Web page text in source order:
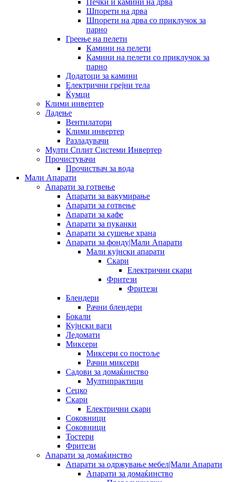
Печки и камини на дрва
Шпорети на дрва
Шпорети на дрва со приклучок за
парно
Греење на пелети
Камини на пелети
Камини на пелети со приклучок за
парно
Додатоци за камини
Електрични грејни тела
Ќумци
Клими инвертер
Ладење
Вентилатори
Клими инвертер
Разладувачи
Мулти Сплит Системи Инвертер
Прочистувачи
Прочиствач за вода
Мали Апарати
Апарати за готвење
Апарати за вакумирање
Апарати за готвење
Апарати за кафе
Апарати за пуканки
Апарати за сушење храна
Апарати за фонду|Мали Апарати
Мали кујнски апарати
Скари
Електрични скари
Фритези
Фритези
Блендери
Рачни блендери
Бокали
Кујнски ваги
Ледомати
Миксери
Миксери со постоље
Рачни миксери
Садови за домаќинство
Мултипрактици
Сецко
Скари
Електрични скари
Соковници
Соковници
Тостери
Фритези
Апарати за домаќинство
Апарати за одржување мебел|Мали Апарати
Апарати за домаќинство